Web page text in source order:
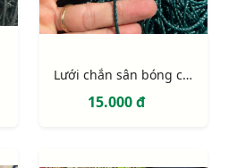
Lưới chắn sân bóng chuyền 6m x 76m
15.000 đ